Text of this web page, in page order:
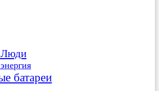
Люди
батареи